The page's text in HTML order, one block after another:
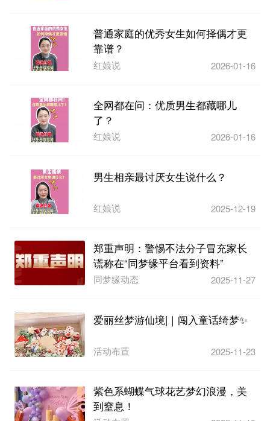
普通家庭的优秀女生如何择偶才更
靠谱？
红娘说 2026-01-16
全网都在问：优质男生都藏哪儿
了？
红娘说 2026-01-16
男生相亲最讨厌女生说什么？
红娘说 2025-12-19
郑重声明：警惕不法分子冒充家长
谎称在“同梦缘平台看到资料”
同梦缘动态 2025-11-27
爱丽丝梦游仙境|｜闯入童话绮梦✨
活动布置 2025-11-23
紫色系蝴蝶气球花艺梦幻浪漫，美
到窒息！